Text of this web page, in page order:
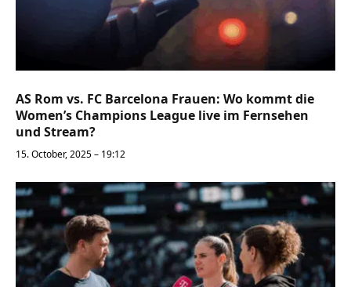
AS Rom vs. FC Barcelona Frauen: Wo kommt die
Women’s Champions League live im Fernsehen
und Stream?
15. October, 2025 – 19:12